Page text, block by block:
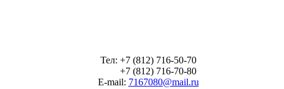
Тел: +7 (812) 716-50-70
+7 (812) 716-70-80
E-mail: 7167080@mail.ru